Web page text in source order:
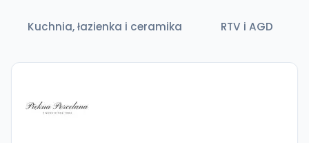
Kuchnia, łazienka i ceramika RTV i AGD